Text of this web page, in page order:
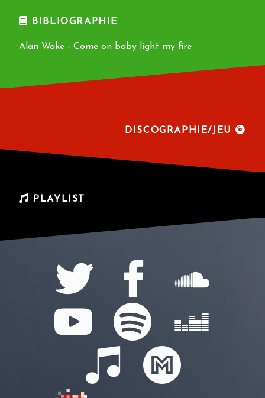
BIBLIOGRAPHIE
Alan Wake - Come on baby light my fire
DISCOGRAPHIE/JEU
PLAYLIST